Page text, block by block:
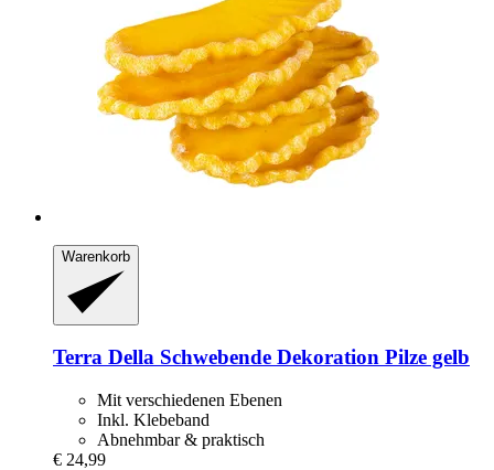
Warenkorb
Terra Della Schwebende Dekoration Pilze gelb
Mit verschiedenen Ebenen
Inkl. Klebeband
Abnehmbar & praktisch
€ 24,99